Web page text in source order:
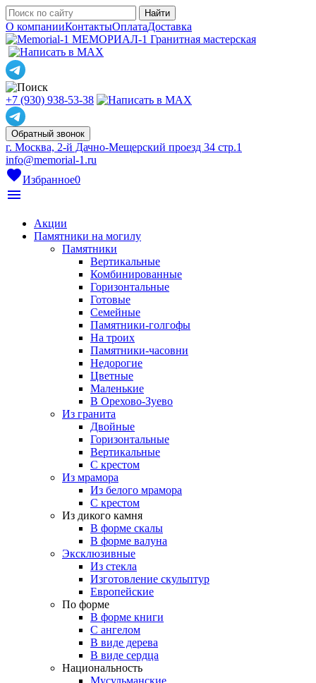
О компанииКонтактыОплатаДоставка
МЕМОРИАЛ-1 Гранитная мастерская
+7 (930) 938-53-38
Обратный звонок
г. Москва, 2-й Дачно-Мещерский проезд 34 стр.1
info@memorial-1.ru
favoriteИзбранное0
menu
Акции
Памятники на могилу
Памятники
Вертикальные
Комбинированные
Горизонтальные
Готовые
Семейные
Памятники-голгофы
На троих
Памятники-часовни
Недорогие
Цветные
Маленькие
В Орехово-Зуево
Из гранита
Двойные
Горизонтальные
Вертикальные
С крестом
Из мрамора
Из белого мрамора
С крестом
Из дикого камня
В форме скалы
В форме валуна
Эксклюзивные
Из стекла
Изготовление скульптур
Европейские
По форме
В форме книги
С ангелом
В виде дерева
В виде сердца
Национальность
Мусульманские